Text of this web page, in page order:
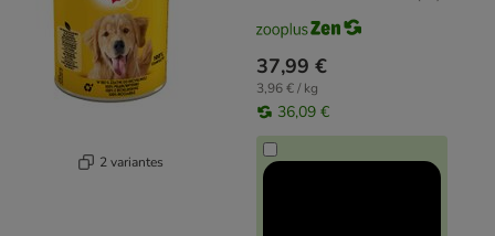
2 variantes
37,99 €
3,96 € / kg
36,09 €